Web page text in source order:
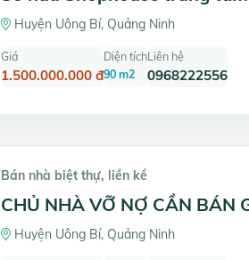
Huyện Uông Bí, Quảng Ninh
Giá
1.500.000.000 đ
Diện tích
90 m2
Liên hệ
0968222556
Bán nhà biệt thự, liền kề
CHỦ NHÀ VỠ NỢ CẦN BÁN
Huyện Uông Bí, Quảng Ninh